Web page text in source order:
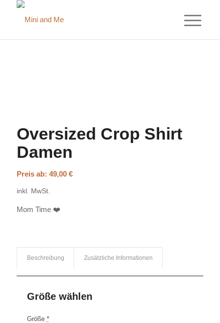
Oversized Crop Shirt
Damen
Preis ab: 49,00 €
inkl. MwSt.
Mom Time ❤️
Beschreibung Zusätzliche Informationen
Größe wählen
Größe *